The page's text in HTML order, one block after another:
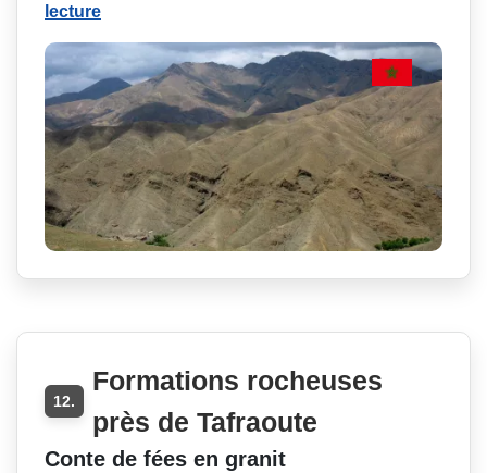
lecture
12.
Formations rocheuses
près de Tafraoute
Conte de fées en granit